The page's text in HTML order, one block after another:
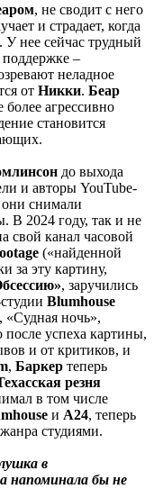
, не сводит с него
и страдает, когда
У нее сейчас трудный
–
неладное
от Никки. Беар
более агрессивно
становится
до выхода
и авторы YouTube-
они снимали
В 2024 году, так и не
свой канал часовой
(«найденной
за эту картину,
, заручились
Blumhouse
«Судная ночь»,
успеха картины,
и от критиков, и
, Баркер теперь
резня
в том числе
и A24, теперь
студиями.
в
напоминала бы не